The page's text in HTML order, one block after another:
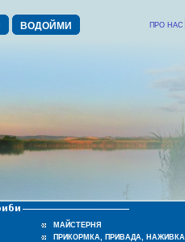
ВОДОЙМИ ПРО НАС
МАЙСТЕРНЯ
ПРИКОРМКА, ПРИВАДА, НАЖИВКА